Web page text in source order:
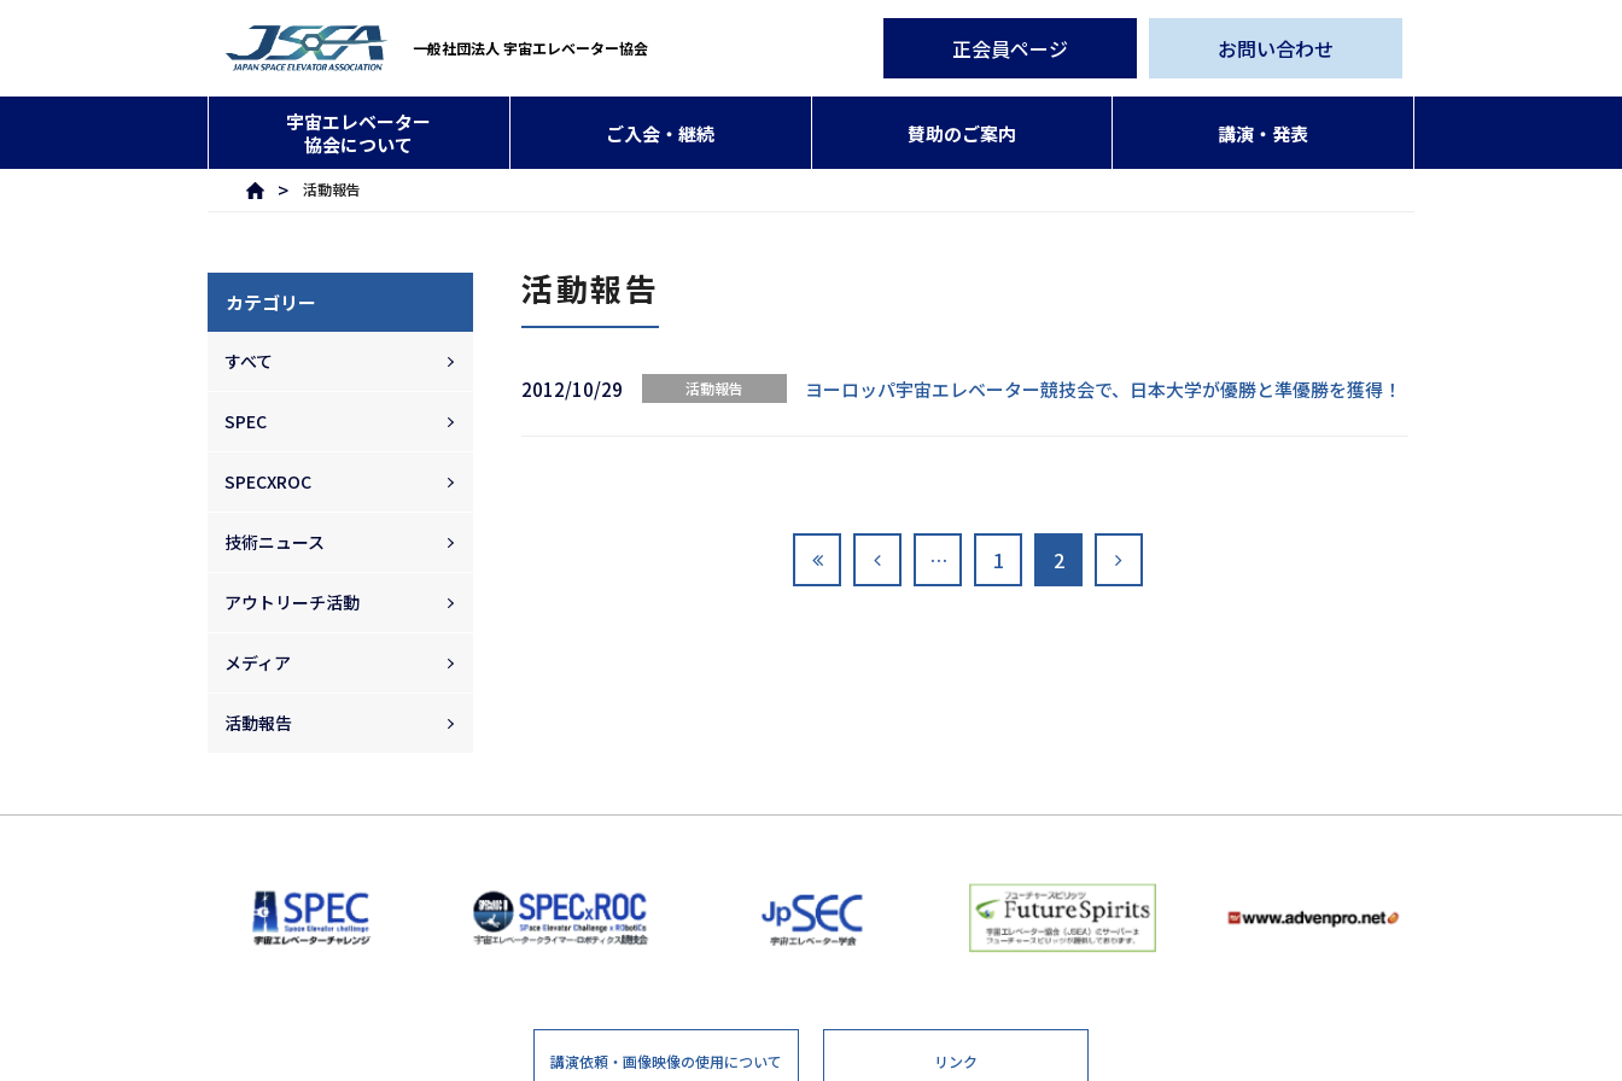
一般社団法人 宇宙エレベーター協会 正会員ページ お問い合わせ
宇宙エレベーター
協会について
ご入会・継続 賛助のご案内 講演・発表
活動報告
活動報告
2012/10/29 活動報告 ヨーロッパ宇宙エレベーター競技会で、日本大学が優勝と準優勝を獲得！
… 1 2
カテゴリー
すべて
SPEC
SPECXROC
技術ニュース
アウトリーチ活動
メディア
活動報告
講演依頼・画像映像の使用について リンク